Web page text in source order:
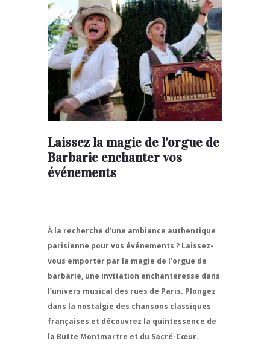
Laissez la magie de l’orgue de
Barbarie enchanter vos
événements
À la recherche d’une ambiance authentique
parisienne pour vos événements ? Laissez-
vous emporter par la magie de l’orgue de
barbarie, une invitation enchanteresse dans
l’univers musical des rues de Paris. Plongez
dans la nostalgie des chansons classiques
françaises et découvrez la quintessence de
la Butte Montmartre et du Sacré-Cœur.